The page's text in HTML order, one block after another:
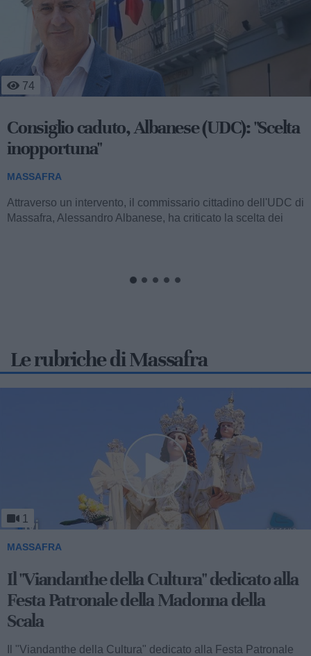
228
Massaro chiarisce: "Forza Italia non è in
maggioranza"
MASSAFRA
Attraverso una nota chiarificatrice, la capogruppo consiliare
di Forza Italia di Massafra, Vita Massaro, è intervenuta per
Le rubriche di Massafra
1
MASSAFRA
Viandanthe della Cultura: la "Chiesa
Rupestre della Buona Nuova"
Ecco a voi il terzo speciale del "Viandanthe della Cultura"
dedicato alla Madonna della Scala. Vi porteremo alla